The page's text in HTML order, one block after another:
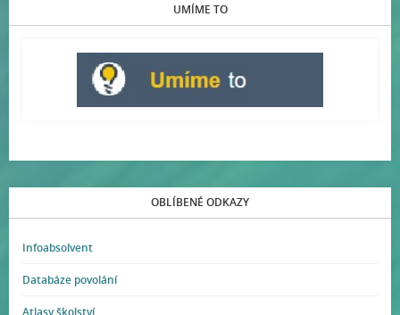
UMÍME TO
OBLÍBENÉ ODKAZY
Infoabsolvent
Databáze povolání
Atlasy školství